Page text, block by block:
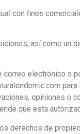
con fines
así como un
electrónico o
para
opiniones o
que esta
derechos de